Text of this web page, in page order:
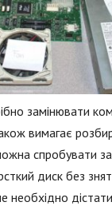
замінювати
вимагає
спробувати
диск без
необхідно